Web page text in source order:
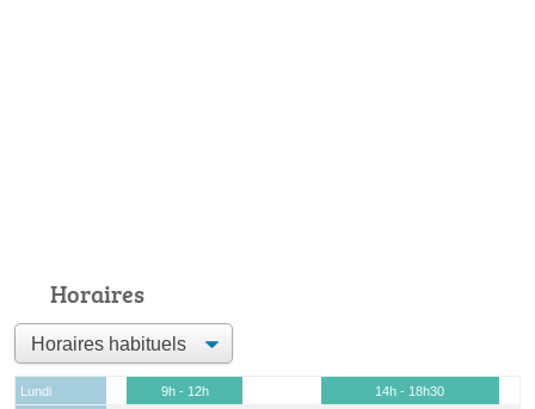
Horaires
Lundi 9h - 12h
14h - 18h30